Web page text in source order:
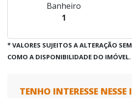
Banheiro
1
* VALORES SUJEITOS A ALTERAÇÃO
COMO A DISPONIBILIDADE DO IMÓVEL.
TENHO INTERESSE NESSE